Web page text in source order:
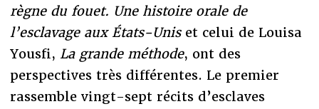
règne du fouet. Une histoire orale de
l’esclavage aux États-Uniset celui de Louisa
Yousfi, La grande méthode, ont des
perspectives très différentes. Le premier
rassemble vingt-sept récits d’esclaves